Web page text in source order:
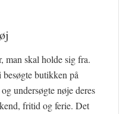
man skal holde sig fra.
butikken på
undersøgte nøje deres
fritid og ferie. Det